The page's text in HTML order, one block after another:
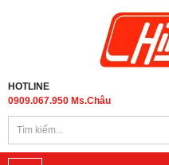
HOTLINE
0909.067.950 Ms.Châu